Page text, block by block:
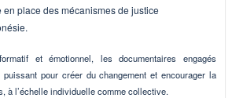
en place des mécanismes de justice
et émotionnel, les documentaires engagés
pour créer du changement et encourager la
à l’échelle individuelle comme collective.